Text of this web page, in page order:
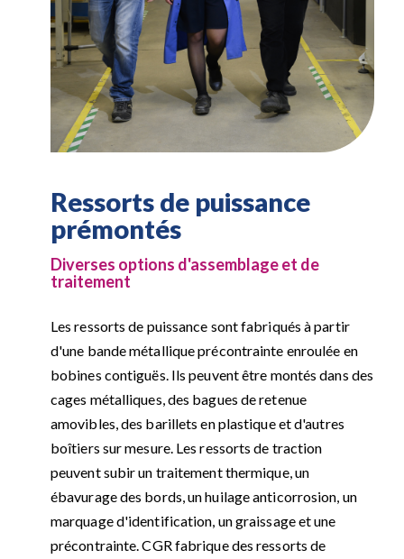
Ressorts de puissance
prémontés
Diverses options d'assemblage et de
traitement
Les ressorts de puissance sont fabriqués à partir
d'une bande métallique précontrainte enroulée en
bobines contiguës. Ils peuvent être montés dans des
cages métalliques, des bagues de retenue
amovibles, des barillets en plastique et d'autres
boîtiers sur mesure. Les ressorts de traction
peuvent subir un traitement thermique, un
ébavurage des bords, un huilage anticorrosion, un
marquage d'identification, un graissage et une
précontrainte. CGR fabrique des ressorts de